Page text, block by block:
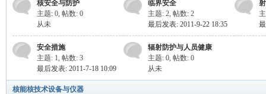
核安全与防护
主题: 0, 帖数: 0
从未
临界安全
主题: 2, 帖数: 2
最后发表: 2011-9-22 18:35
安全措施
主题: 1, 帖数: 3
最后发表: 2011-7-18 10:09
辐射防护与人员健康
主题: 0, 帖数: 0
从未
核能核技术设备与仪器